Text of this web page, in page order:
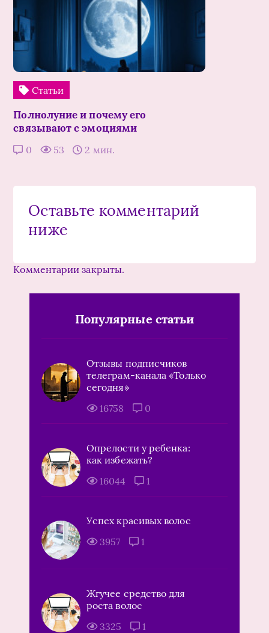
Статьи
Полнолуние и почему его
связывают с эмоциями
0 53 2 мин.
Оставьте комментарий
ниже
Комментарии закрыты.
Популярные статьи
Отзывы подписчиков
телеграм-канала «Только
сегодня»
16758
0
Опрелости у ребенка:
как избежать?
16044
1
Успех красивых волос
3957
1
Жгучее средство для
роста волос
3325
1